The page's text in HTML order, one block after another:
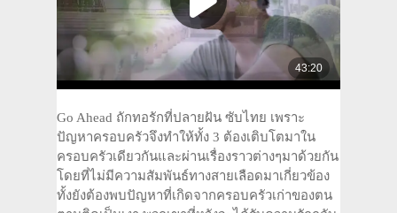
Go Ahead ถักทอรักที่ปลายฝัน ซับไทย เพราะ
ปัญหาครอบครัวจึงทำให้ทั้ง 3 ต้องเติบโตมาใน
ครอบครัวเดียวกันและผ่านเรื่องราวต่างๆมาด้วยกัน
โดยที่ไม่มีความสัมพันธ์ทางสายเลือดมาเกี่ยวข้อง
ทั้งยังต้องพบปัญหาที่เกิดจากครอบครัวเก่าของตน